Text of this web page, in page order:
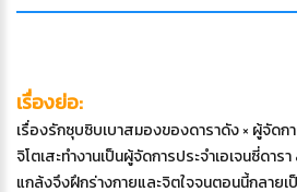
เรื่องย่อ:
เรื่องรักซุบซิบเบาสมองของดาราดัง × ผู้จัดก
จิโตเสะทำงานเป็นผู้จัดการประจำเอเจนซี่ดา
แกล้งจึงฝึกร่างกายและจิตใจจนตอนนี้กลาย